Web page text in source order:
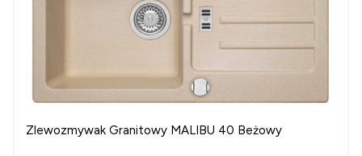
Zlewozmywak Granitowy MALIBU 40 Beżowy